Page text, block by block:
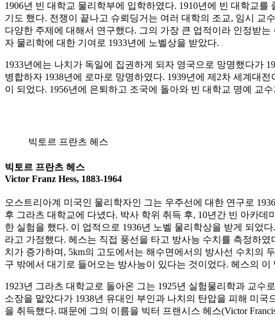
1906년 빈 대학교 물리학부에 입학하였다. 1910년에 빈 대학교
기도 했다. 전쟁이 끝나고 슈뢰딩거는 여러 대학의 조교, 임시 교
다양한 주제에 대해서 연구했다. 그의 가장 큰 업적이라 인정받
자 물리학에 대한 기여로 1933년에 노벨상을 받았다.
1933년에는 나치가 독일에 집권하게 되자 영국으로 망명했다가
병합하자 1938년에 로마로 망명하였다. 1939년에 제2차 세계대
이 되었다. 1956년에 은퇴하고 조국에 돌아와 빈 대학교 명예 교
빅토르 프란츠 헤스
빅토르 프란츠 헤스
Victor Franz Hess, 1883-1964
오스트리아계 미국인 물리학자인 그는 우주선에 대한 연구로
후 그라츠 대학교에 다녔다. 박사 학위 취득 후, 10년간 빈 아카
한 실험을 했다. 이 업적으로 1936년 노벨 물리학상을 받게 되었
라고 가정했다. 헤스는 직접 풍선을 타고 방사능 수치를 측정하
치가 증가하며, 5km의 고도에서는 해수면에서의 방사선 수치의
구 밖에서 대기로 들어오는 방사능이 있다는 것이었다. 헤스의
1923년 그라츠 대학교로 돌아온 그는 1925년 실험물리학과 교수
소장을 맡았다가 1938년 유대인 부인과 나치의 탄압을 피해 미
을 취득했다. 때문에 그의 이름을 빅터 프랜시스 헤스(Victor